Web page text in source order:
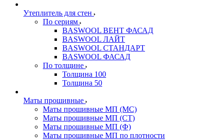
Утеплитель для стен
По сериям
BASWOOL ВЕНТ ФАСАД
BASWOOL ЛАЙТ
BASWOOL СТАНДАРТ
BASWOOL ФАСАД
По толщине
Толщина 100
Толщина 50
Маты прошивные
Маты прошивные МП (МС)
Маты прошивные МП (СТ)
Маты прошивные МП (Ф)
Маты прошивные МП по плотности